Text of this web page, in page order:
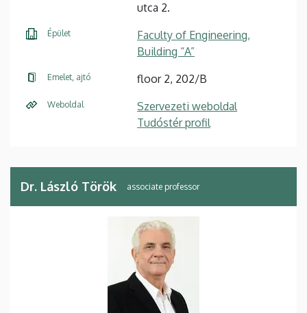
utca 2.
Épület
Faculty of Engineering,
Building “A”
Emelet, ajtó floor 2, 202/B
Weboldal
Szervezeti weboldal
Tudóstér profil
Dr. László Török associate professor